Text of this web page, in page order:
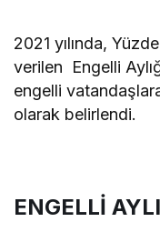
2021 yılında,
verilen Engelli
engelli
olarak belirlendi.
ENGELLİ